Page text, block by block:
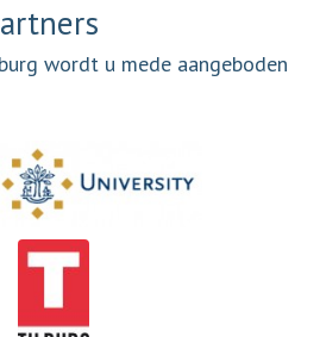
wordt u mede aangeboden